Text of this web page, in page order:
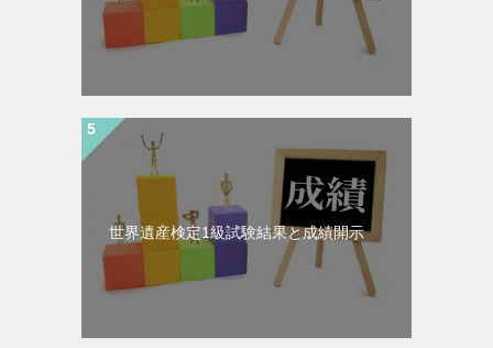
世界遺産検定1級試験結果と成績開示